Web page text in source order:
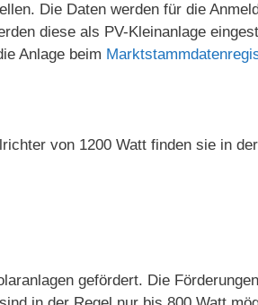
Die Daten werden für die
diese als PV-Kleinanlage
Anlage beim
von 1200 Watt finden sie in
gefördert. Die